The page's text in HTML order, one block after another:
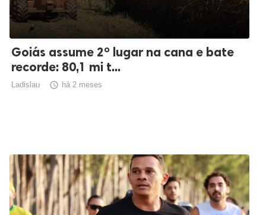
Goiás assume 2º lugar na cana e bate
recorde: 80,1 mi t...
Ladislau  há 2 meses